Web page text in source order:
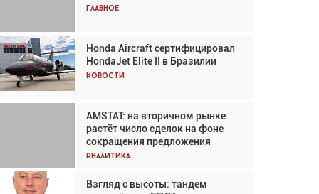
Главное
Honda Aircraft сертифицировал
HondaJet Elite II в Бразилии
Новости
AMSTAT: на вторичном рынке
растёт число сделок на фоне
сокращения предложения
Аналитика
Взгляд с высоты: тандем
спасательных операциях
Авиационный фотограф Дэйв
Кох: «Фотография говорит сама
за себя... а ИИ всё портит»
Проблемы с цепочками
поставок сохраняются
Аналитика
Частный самолёт – это актив.